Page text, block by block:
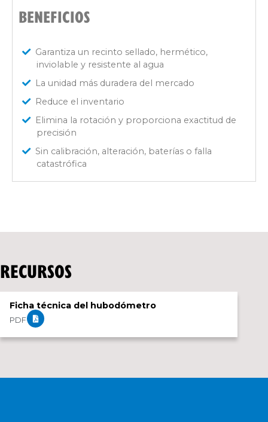
BENEFICIOS
Garantiza un recinto sellado, hermético,
inviolable y resistente al agua
La unidad más duradera del mercado
Reduce el inventario
Elimina la rotación y proporciona exactitud de
precisión
Sin calibración, alteración, baterías o falla
catastrófica
RECURSOS
Ficha técnica del hubodómetro
PDF